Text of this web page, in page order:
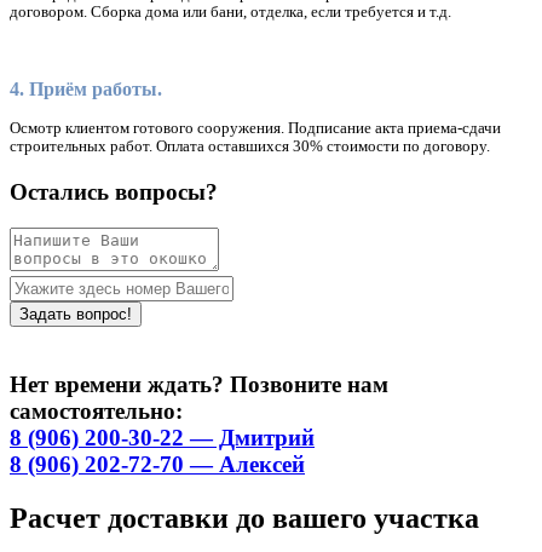
договором. Сборка дома или бани, отделка, если требуется и т.д.
4. Приём работы.
Осмотр клиентом готового сооружения. Подписание акта приема-сдачи
строительных работ. Оплата оставшихся 30% стоимости по договору.
Остались вопросы?
Нет времени ждать? Позвоните нам
самостоятельно:
8 (906) 200-30-22 — Дмитрий
8 (906) 202-72-70 — Алексей
Расчет доставки до вашего участка